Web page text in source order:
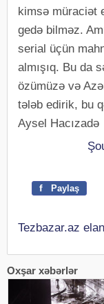
kimsə müraciət
gedə bilməz.
serial üçün
almışıq. Bu da
özümüzə və
tələb edirik, bu
Aysel Hacızadə
f Paylaş
Tezbazar.az
Oxşar xəbərlər